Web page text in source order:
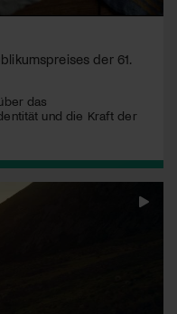
der 61.
das
und die Kraft der